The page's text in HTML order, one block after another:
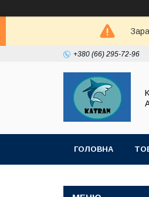
+380 (66) 295-72-96
ГОЛОВНА